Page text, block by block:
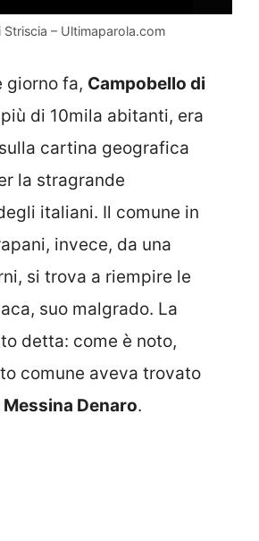
– Ultimaparola.com
giorno fa, Campobello di
di 10mila abitanti, era
cartina geografica
la stragrande
italiani. Il comune in
invece, da una
si trova a riempire le
suo malgrado. La
detta: come è noto,
comune aveva trovato
Denaro.